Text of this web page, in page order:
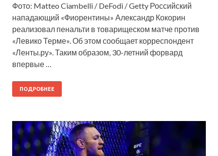
Фото: Matteo Ciambelli / DeFodi / Getty Российский
нападающий «Фиорентины» Александр Кокорин
реализовал пенальти в товарищеском матче против
«Левико Терме». Об этом сообщает корреспондент
«Ленты.ру». Таким образом, 30-летний форвард
впервые …
ПОДРОБНЕЕ